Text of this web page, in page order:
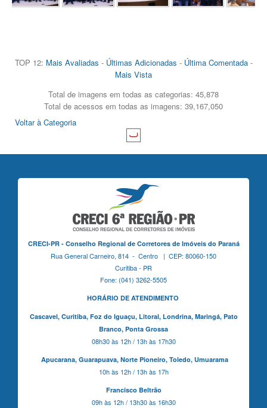
TOP 12: Mais Avaliadas - Últimas Adicionadas - Última Comentada-
Mais Vista
Total de imagens em todas as categorias: 45,878
Total de acessos em todas as imagens: 39,167,050
Voltar à Categoria
CRECI-PR - Conselho Regional de Corretores de Imóveis do Paraná
Rua General Carneiro, 814 - Centro | CEP: 80060-150
Curitiba - PR
Fone: (041) 3262-5505
HORÁRIO DE ATENDIMENTO
Cascavel, Curitiba,Foz do Iguaçu, Litoral, Londrina, Maringá, Pato
Branco, Ponta Grossa
08h30 às 12h / 13h às 17h30
Apucarana, Guarapuava, Norte Pioneiro, Toledo, Umuarama
10h às 12h / 13h às 17h
Francisco Beltrão
09h às 12h / 13h30 às 16h30